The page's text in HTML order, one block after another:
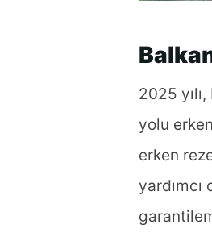
2025
yolu
erken